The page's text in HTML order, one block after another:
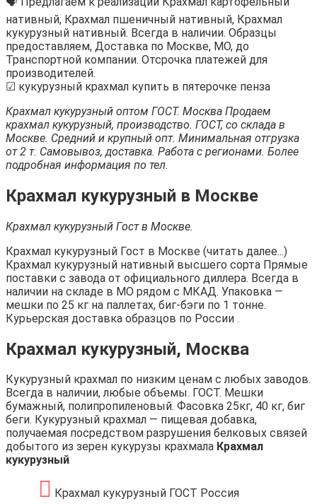
нативный, Крахмал пшеничный нативный, Крахмал
кукурузный нативный. Всегда в наличии. Образцы
предоставляем, Доставка по Москве, МО, до
Транспортной компании. Отсрочка платежей для
производителей.
☑ кукурузный крахмал купить в пятерочке пенза
Крахмал кукурузный оптом ГОСТ. Москва Продаем
крахмал кукурузный, производство. ГОСТ, со склада в
Москве. Средний и крупный опт. Минимальная отгрузка
от 2 т. Самовывоз, доставка. Работа с регионами. Более
подробная информация по тел.
Крахмал кукурузный в Москве
Крахмал кукурузный Гост в Москве.
Крахмал кукурузный Гост в Москве (читать далее...)
Крахмал кукурузный нативный высшего сорта Прямые
поставки с завода от официального диллера. Всегда в
наличии на складе в МО рядом с МКАД. Упаковка —
мешки по 25 кг на паллетах, биг-бэги по 1 тонне.
Курьерская доставка образцов по России .
Крахмал кукурузный, Москва
Кукурузный крахмал по низким ценам с любых заводов.
Всегда в наличии, любые объемы. ГОСТ. Мешки
бумажный, полипропиленовый. Фасовка 25кг, 40 кг, биг
беги. Кукурузный крахмал — пищевая добавка,
получаемая посредством разрушения белковых связей
добытого из зерен кукурузы крахмала Крахмал
кукурузный
Крахмал кукурузный ГОСТ Россия